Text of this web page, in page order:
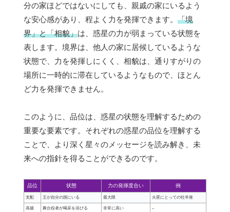
分の家ほどではないにしても、親戚の家にいるよう
な安心感があり、程よく力を発揮できます。 「境
界」と「相貌」は、惑星の力が弱まっている状態を
表します。境界は、他人の家に居候しているような
状態で、力を発揮しにくく、相貌は、通りすがりの
場所に一時的に滞在しているようなもので、ほとん
ど力を発揮できません。
このように、品位は、惑星の状態を理解するための
重要な要素です。それぞれの惑星の品位を理解する
ことで、より深く星々のメッセージを読み解き、未
来への指針を得ることができるのです。
品位 状態 力の発揮度合い 例
支配 王が自分の国にいる 最大限 火星にとっての牡羊座
高揚 舞台役者が喝采を浴びる 非常に高い –